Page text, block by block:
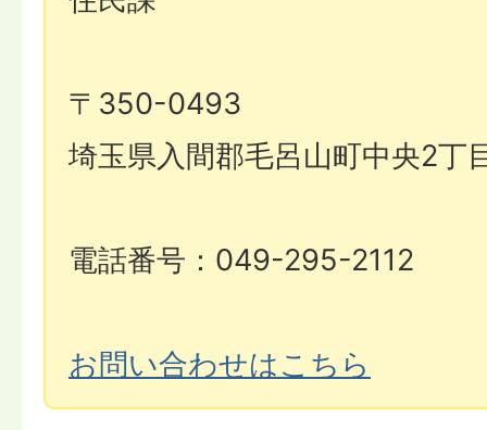
〒350-0493
埼玉県入間郡毛呂山町中央2丁
電話番号：049-295-2112
お問い合わせはこちら